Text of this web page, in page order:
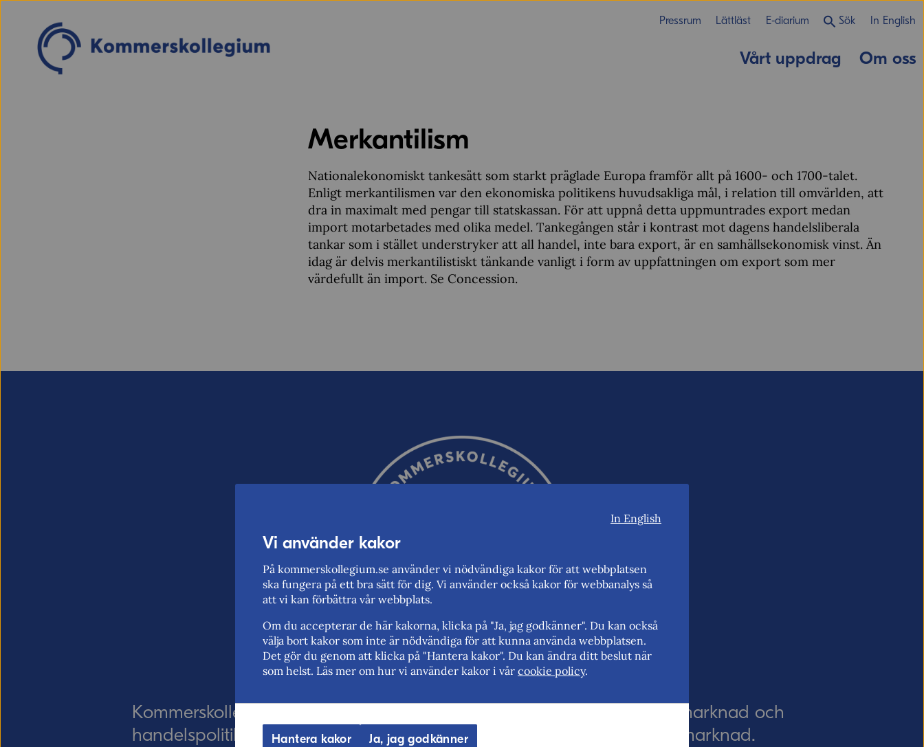
Pressrum Lättläst E-diarium Sök In English
Vårt uppdrag Om oss
Merkantilism
Nationalekonomiskt tankesätt som starkt präglade Europa framför allt på 1600- och 1700-talet.
Enligt merkantilismen var den ekonomiska politikens huvudsakliga mål, i relation till omvärlden, att
dra in maximalt med pengar till statskassan. För att uppnå detta uppmuntrades export medan
import motarbetades med olika medel. Tankegången står i kontrast mot dagens handelsliberala
tankar som i stället understryker att all handel, inte bara export, är en samhällsekonomisk vinst. Än
idag är delvis merkantilistiskt tänkande vanligt i form av uppfattningen om export som mer
värdefullt än import. Se Concession.
Kommerskollegium – Sveriges myndighet för utrikeshandel, EU:s inre marknad och
handelspolitik. Vi verkar för frihandel och för fri rörlighet på EU:s inre marknad.
In English
Vi använder kakor
På kommerskollegium.se använder vi nödvändiga kakor för att webbplatsen
ska fungera på ett bra sätt för dig. Vi använder också kakor för webbanalys så
att vi kan förbättra vår webbplats.
Om du accepterar de här kakorna, klicka på "Ja, jag godkänner". Du kan också
välja bort kakor som inte är nödvändiga för att kunna använda webbplatsen.
Det gör du genom att klicka på "Hantera kakor". Du kan ändra ditt beslut när
som helst. Läs mer om hur vi använder kakor i vår cookie policy.
Hantera kakor Ja, jag godkänner